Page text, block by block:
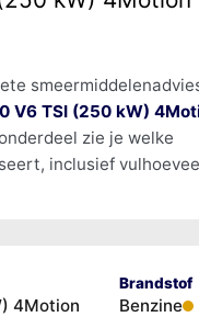
V6 TSI (250 kW)
zie je welke
inclusief
4Motion
Brandstof
Benzine